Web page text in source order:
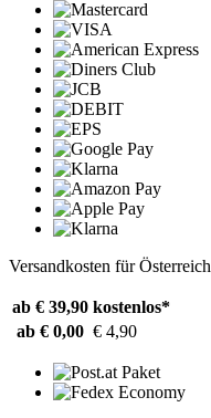
Versandkosten für Österreich
ab € 39,90 kostenlos*
ab € 0,00 € 4,90